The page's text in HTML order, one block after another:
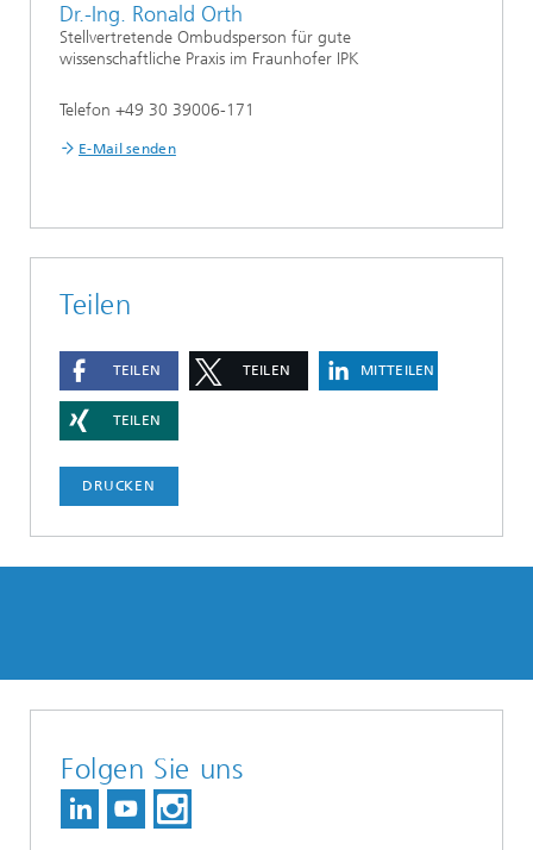
Dr.-Ing. Ronald Orth
Stellvertretende Ombudsperson für gute
wissenschaftliche Praxis im Fraunhofer IPK
Telefon +49 30 39006-171
E-Mail senden
Teilen
TEILEN TEILEN MITTEILEN
TEILEN
DRUCKEN
Folgen Sie uns